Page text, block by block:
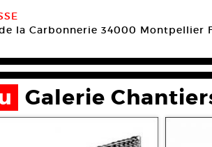
la Carbonnerie 34000 Montpellier
Galerie